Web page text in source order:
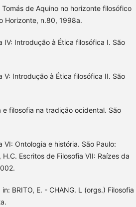
de Aquino no horizonte filosófico
Horizonte, n.80, 1998a.
IV: Introdução à Ética filosófica I. São
V: Introdução à Ética filosófica II. São
e filosofia na tradição ocidental. São
VI: Ontologia e história. São Paulo:
Escritos de Filosofia VII: Raízes da
BRITO, E. - CHANG. L (orgs.) Filosofia